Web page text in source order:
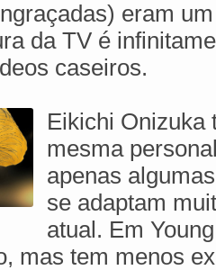
eram
da TV é
caseiros.
Eikichi Onizuka
mesma
apenas
se adaptam
atual. Em
mas tem menos